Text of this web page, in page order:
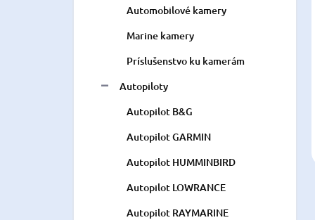
Automobilové kamery
Marine kamery
Príslušenstvo ku kamerám
Autopiloty
Autopilot B&G
Autopilot GARMIN
Autopilot HUMMINBIRD
Autopilot LOWRANCE
Autopilot RAYMARINE